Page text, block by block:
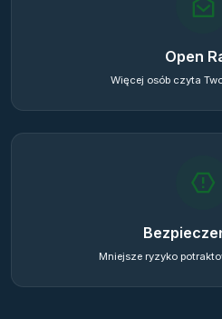
Open
Więcej osób czyta
Mniejsze ryzyko